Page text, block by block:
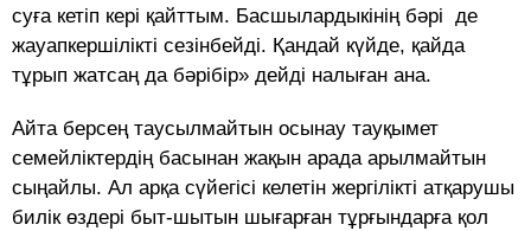
суға кетіп кері қайттым. Басшылардыкінің бәрі де
жауапкершілікті сезінбейді. Қандай күйде, қайда
тұрып жатсаң да бәрібір» дейді налыған ана.
Айта берсең таусылмайтын осынау тауқымет
семейліктердің басынан жақын арада арылмайтын
сыңайлы. Ал арқа сүйегісі келетін жергілікті атқарушы
билік өздері быт-шытын шығарған тұрғындарға қол